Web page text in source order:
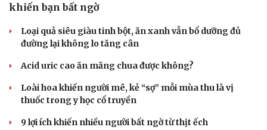
khiến bạn bất ngờ
Loại quả siêu giàu tinh bột, ăn xanh vẫn bổ dưỡng đủ
đường lại không lo tăng cân
Acid uric cao ăn măng chua được không?
Loài hoa khiến người mê, kẻ “sợ” mỗi mùa thu là vị
thuốc trong y học cổ truyền
9 lợi ích khiến nhiều người bất ngờ từ thịt ếch